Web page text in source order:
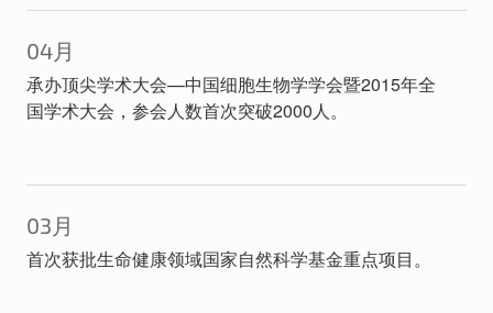
04月
承办顶尖学术大会—中国细胞生物学学会暨2015年全
国学术大会，参会人数首次突破2000人。
03月
首次获批生命健康领域国家自然科学基金重点项目。